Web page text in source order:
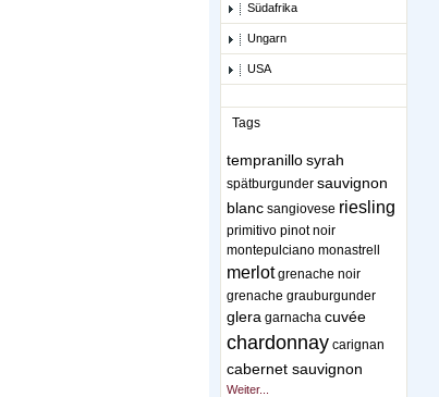
Südafrika
Ungarn
USA
Tags
tempranillosyrah
spätburgunder sauvignon
blanc sangiovese riesling
primitivo pinot noir
montepulciano monastrell
merlot grenache noir
grenache grauburgunder
glera garnacha cuvée
chardonnay carignan
cabernet sauvignon
Weiter...